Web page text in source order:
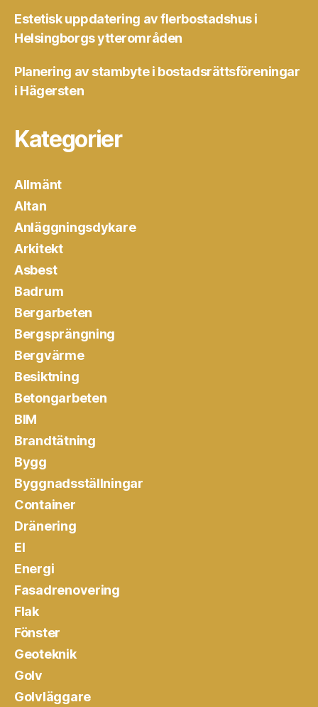
Estetisk uppdatering av flerbostadshus i
Helsingborgs ytterområden
Planering av stambyte i bostadsrättsföreningar
i Hägersten
Kategorier
Allmänt
Altan
Anläggningsdykare
Arkitekt
Asbest
Badrum
Bergarbeten
Bergsprängning
Bergvärme
Besiktning
Betongarbeten
BIM
Brandtätning
Bygg
Byggnadsställningar
Container
Dränering
El
Energi
Fasadrenovering
Flak
Fönster
Geoteknik
Golv
Golvläggare